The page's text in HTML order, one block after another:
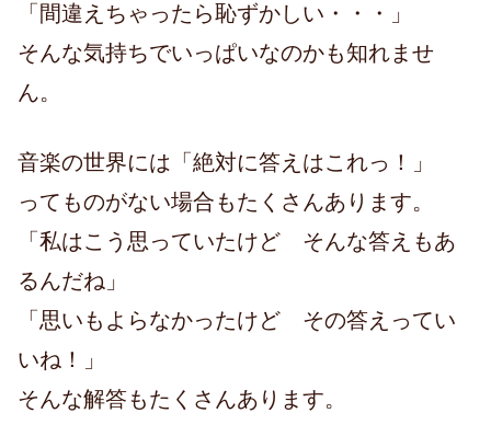
「間違えちゃったら恥ずかしい・・・」
そんな気持ちでいっぱいなのかも知れませ
ん。
音楽の世界には「絶対に答えはこれっ！」
ってものがない場合もたくさんあります。
「私はこう思っていたけど そんな答えもあ
るんだね」
「思いもよらなかったけど その答えってい
いね！」
そんな解答もたくさんあります。